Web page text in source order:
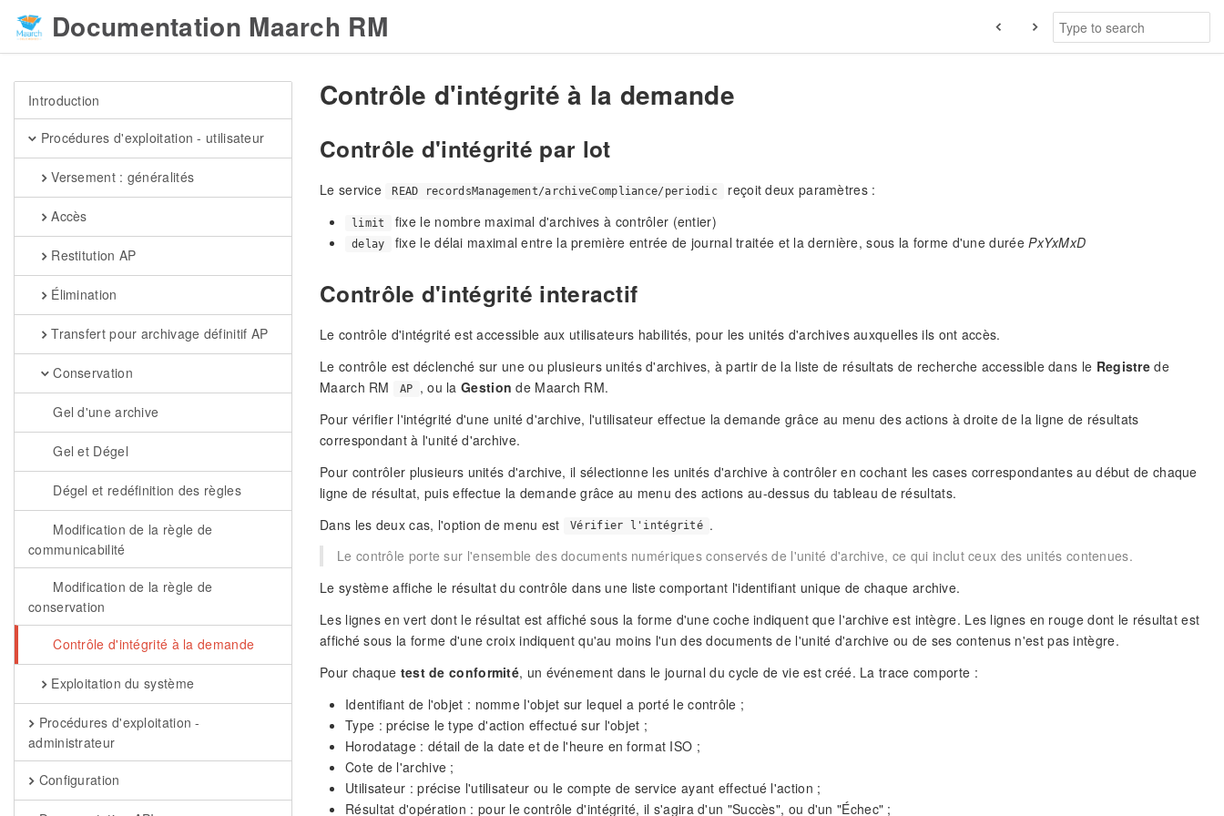
Documentation Maarch RM
Introduction
Procédures d'exploitation - utilisateur
Versement : généralités
Accès
Restitution AP
Élimination
Transfert pour archivage définitif AP
Conservation
Gel d'une archive
Gel et Dégel
Dégel et redéfinition des règles
Modification de la règle de
communicabilité
Modification de la règle de
conservation
Contrôle d'intégrité à la demande
Exploitation du système
Procédures d'exploitation -
administrateur
Configuration
Contrôle d'intégrité à la demande
Contrôle d'intégrité par lot
Le service READ recordsManagement/archiveCompliance/periodic reçoit deux paramètres :
limit fixe le nombre maximal d'archives à contrôler (entier)
delay fixe le délai maximal entre la première entrée de journal traitée et la dernière, sous la forme d'une duréePxYxMxD
Contrôle d'intégrité interactif
Le contrôle d'intégrité est accessible aux utilisateurs habilités, pour les unités d'archives auxquelles ils ont accès.
Le contrôle est déclenché sur une ou plusieurs unités d'archives, à partir de la liste de résultats de recherche accessible dans le Registre de
Maarch RM
AP , ou laGestion de Maarch RM.
Pour vérifier l'intégrité d'une unité d'archive, l'utilisateur effectue la demande grâce au menu des actions à droite de la ligne de résultats
correspondant à l'unité d'archive.
Pour contrôler plusieurs unités d'archive, il sélectionne les unités d'archive à contrôler en cochant les cases correspondantes au début de chaque
ligne de résultat, puis effectue la demande grâce au menu des actions au-dessus du tableau de résultats.
Dans les deux cas, l'option de menu est
Vérifier l'intégrité .
Le contrôle porte sur l'ensemble des documents numériques conservés de l'unité d'archive, ce qui inclut ceux des unités contenues.
Le système affiche le résultat du contrôle dans une liste comportant l'identifiant unique de chaque archive.
Les lignes en vert dont le résultat est affiché sous la forme d'une coche indiquent que l'archive est intègre. Les lignes en rouge dont le résultat est
affiché sous la forme d'une croix indiquent qu'au moins l'un des documents de l'unité d'archive ou de ses contenus n'est pas intègre.
Pour chaque test de conformité, un événement dans le journal du cycle de vie est créé. La trace comporte :
Identifiant de l'objet : nomme l'objet sur lequel a porté le contrôle ;
Type : précise le type d'action effectué sur l'objet ;
Horodatage : détail de la date et de l'heure en format ISO ;
Cote de l'archive ;
Utilisateur : précise l'utilisateur ou le compte de service ayant effectué l'action ;
Résultat d'opération : pour le contrôle d'intégrité, il s'agira d'un "Succès", ou d'un "Échec" ;